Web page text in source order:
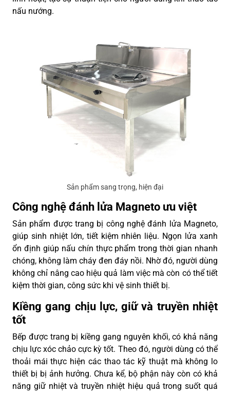
nấu nướng.
Sản phẩm sang trọng, hiện đại
Công nghệ đánh lửa Magneto ưu việt
Sản phẩm được trang bị công nghệ đánh lửa Magneto,
giúp sinh nhiệt lớn, tiết kiệm nhiên liệu. Ngọn lửa xanh
ổn định giúp nấu chín thực phẩm trong thời gian nhanh
chóng, không làm cháy đen đáy nồi. Nhờ đó, người dùng
không chỉ nâng cao hiệu quả làm việc mà còn có thể tiết
kiệm thời gian, công sức khi vệ sinh thiết bị.
Kiềng gang chịu lực, giữ và truyền nhiệt
tốt
Bếp được trang bị kiềng gang nguyên khối, có khả năng
chịu lực xóc chảo cực kỳ tốt. Theo đó, người dùng có thể
thoải mái thực hiện các thao tác kỹ thuật mà không lo
thiết bị bị ảnh hưởng. Chưa kể, bộ phận này còn có khả
năng giữ nhiệt và truyền nhiệt hiệu quả trong suốt quá